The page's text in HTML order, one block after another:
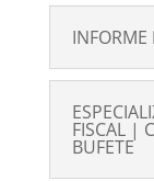
INFORME
FISCAL |
BUFETE